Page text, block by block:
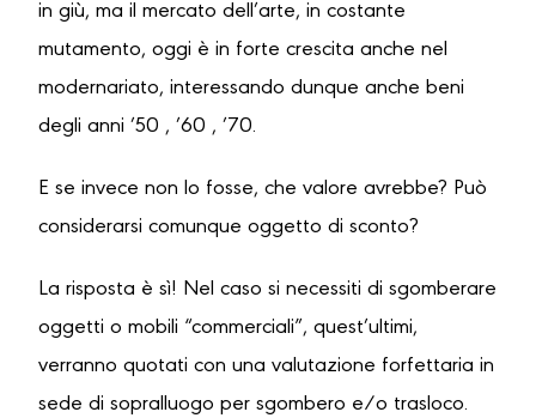
in giù, ma il mercato dell’arte, in costante
mutamento, oggi è in forte crescita anche nel
modernariato, interessando dunque anche beni
degli anni ’50 , ’60 , ’70.
E se invece non lo fosse, che valore avrebbe? Può
considerarsi comunque oggetto di sconto?
La risposta è sì! Nel caso si necessiti di sgomberare
oggetti o mobili “commerciali”, quest’ultimi,
verranno quotati con una valutazione forfettaria in
sede di sopralluogo per sgombero e/o trasloco.